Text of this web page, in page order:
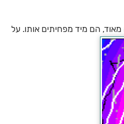
הם מיד מפחיתים אותו. על